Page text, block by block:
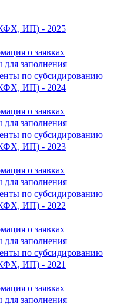
ИП) - 2025
о заявках
заполнения
по субсидированию
ИП) - 2024
о заявках
заполнения
по субсидированию
ИП) - 2023
о заявках
заполнения
по субсидированию
ИП) - 2022
о заявках
заполнения
по субсидированию
ИП) - 2021
о заявках
заполнения